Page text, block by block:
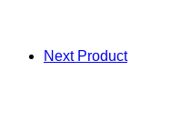
Next Product